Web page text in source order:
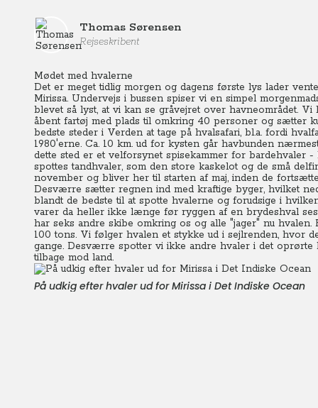
Thomas Sørensen
Rejseskribent
Mødet med hvalerne
Det er meget tidlig morgen og dagens første lys lader
Mirissa. Undervejs i bussen spiser vi en simpel
blevet så lyst, at vi kan se gråvejret over havneområdet.
åbent fartøj med plads til omkring 40 personer og sætter
bedste steder i Verden at tage på hvalsafari, bl.a. fordi
1980'erne. Ca. 10 km. ud for kysten går havbunden
dette sted er et velforsynet spisekammer for bardehvaler -
spottes tandhvaler, som den store kaskelot og de små
november og bliver her til starten af maj, inden de
Desværre sætter regnen ind med kraftige byger, hvilket
blandt de bedste til at spotte hvalerne og forudsige i
varer da heller ikke længe før ryggen af en brydeshval
har seks andre skibe omkring os og alle "jager" nu hvalen.
100 tons. Vi følger hvalen et stykke ud i sejlrenden, hvor
gange. Desværre spotter vi ikke andre hvaler i det oprørte
tilbage mod land.
På udkig efter hvaler ud for Mirissa i Det Indiske Ocean